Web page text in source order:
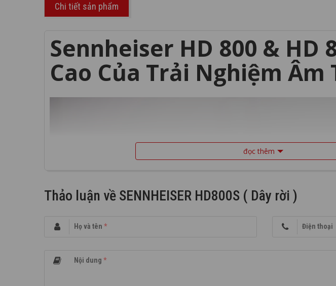
Chi tiết sản phẩm
Sennheiser HD 800 & HD
Cao Của Trải Nghiệm Âm
đọc thêm
Thảo luận về SENNHEISER HD800S ( Dây rời )
Họ và tên * Điện thoại
Nội dung *